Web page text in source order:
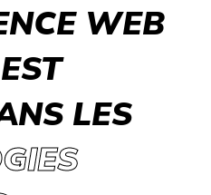
WEB
LES